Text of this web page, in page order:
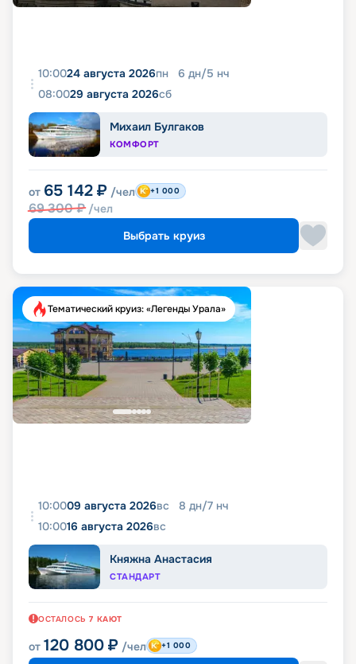
10:0024 августа 2026пн 6 дн/5 нч
08:0029 августа 2026сб
Михаил Булгаков
КОМФОРТ
от 65 142 ₽ /чел
69 300₽ /чел
+1 000
Выбрать круиз
Тематический круиз: «Легенды Урала»
10:0009 августа 2026вс 8 дн/7 нч
10:0016 августа 2026вс
Княжна Анастасия
СТАНДАРТ
ОСТАЛОСЬ 7 КАЮТ
от 120 800 ₽ /чел +1 000